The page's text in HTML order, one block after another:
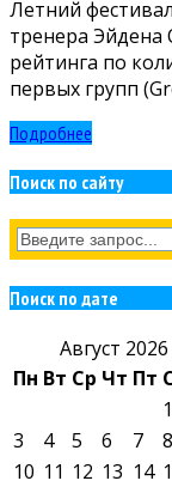
Летний
тренера
рейтинга по
первых групп
Подробнее
Поиск по сайту
Поиск по дате
Август 2026
Пн Вт Ср Чт Пт
1
3
4 5 6 7 8
10 11 12 13 14